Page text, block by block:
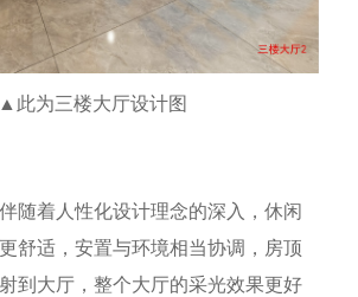
▲此为三楼大厅设计图
伴随着人性化设计理念的深入，休闲
舒适，安置与环境相当协调，房顶
到大厅，整个大厅的采光效果更好